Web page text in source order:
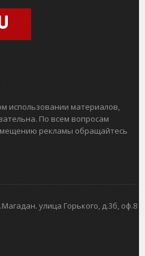
использовании материалов,
По всем вопросам
рекламы обращайтесь
улица Горького, д.3б, оф.8